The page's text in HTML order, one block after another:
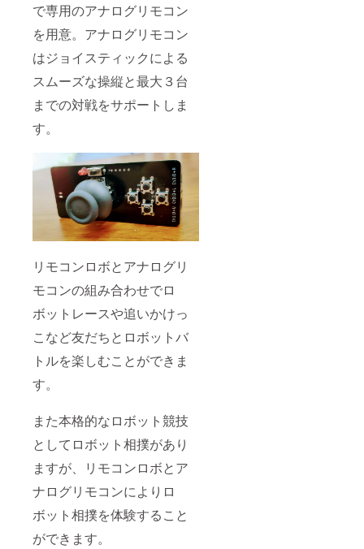
で専用のアナログリモコン
を用意。アナログリモコン
はジョイスティックによる
スムーズな操縦と最大３台
までの対戦をサポートしま
す。
リモコンロボとアナログリ
モコンの組み合わせでロ
ボットレースや追いかけっ
こなど友だちとロボットバ
トルを楽しむことができま
す。
また本格的なロボット競技
としてロボット相撲があり
ますが、リモコンロボとア
ナログリモコンによりロ
ボット相撲を体験すること
ができます。